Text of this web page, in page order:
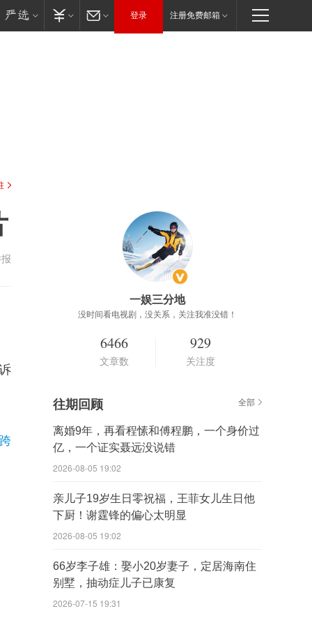
登录 注册免费邮箱
一娱三分地
没时间看电视剧，没关系，关注我准没错！
6466
文章数
929
关注度
往期回顾 全部
离婚9年，再看程愫和傅程鹏，一个身价过
亿，一个证实聂远没说错
2026-08-05 19:02
亲儿子19岁生日零祝福，王菲女儿生日他
下厨！谢霆锋的偏心太明显
2026-08-05 19:02
66岁李子雄：娶小20岁妻子，定居海南住
别墅，抽动症儿子已康复
2026-07-15 19:31